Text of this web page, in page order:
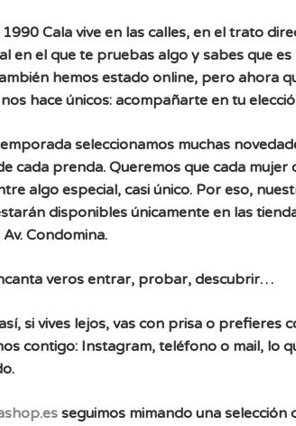
1990 Cala vive en las calles, en el trato
en el que te pruebas algo y sabes que
hemos estado online, pero ahora
hace únicos: acompañarte en tu
seleccionamos muchas
cada prenda. Queremos que cada mujer
algo especial, casi único. Por eso,
disponibles únicamente en las
Condomina.
veros entrar, probar, descubrir…
si vives lejos, vas con prisa o prefieres
contigo: Instagram, teléfono o mail, lo
seguimos mimando una selección